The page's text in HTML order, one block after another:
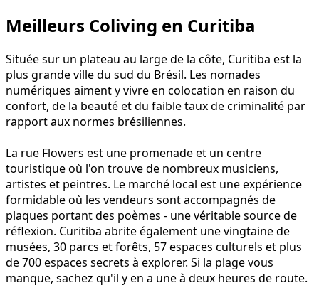
Meilleurs Coliving en Curitiba
Située sur un plateau au large de la côte, Curitiba est la
plus grande ville du sud du Brésil. Les nomades
numériques aiment y vivre en colocation en raison du
confort, de la beauté et du faible taux de criminalité par
rapport aux normes brésiliennes.
La rue Flowers est une promenade et un centre
touristique où l'on trouve de nombreux musiciens,
artistes et peintres. Le marché local est une expérience
formidable où les vendeurs sont accompagnés de
plaques portant des poèmes - une véritable source de
réflexion. Curitiba abrite également une vingtaine de
musées, 30 parcs et forêts, 57 espaces culturels et plus
de 700 espaces secrets à explorer. Si la plage vous
manque, sachez qu'il y en a une à deux heures de route.